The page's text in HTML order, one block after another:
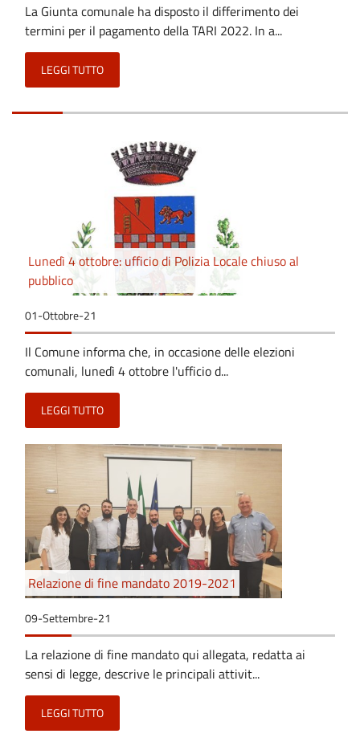
La Giunta comunale ha disposto il differimento dei
termini per il pagamento della TARI 2022. In a...
LEGGI TUTTO
Lunedì 4 ottobre: ufficio di Polizia Locale chiuso al
pubblico
01-Ottobre-21
Il Comune informa che, in occasione delle elezioni
comunali, lunedì 4 ottobre l'ufficio d...
LEGGI TUTTO
Relazione di fine mandato 2019-2021
09-Settembre-21
La relazione di fine mandato qui allegata, redatta ai
sensi di legge, descrive le principali attivit...
LEGGI TUTTO